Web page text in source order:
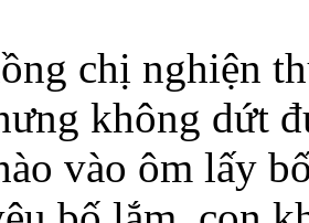
chị nghiện
không dứt
vào ôm lấy